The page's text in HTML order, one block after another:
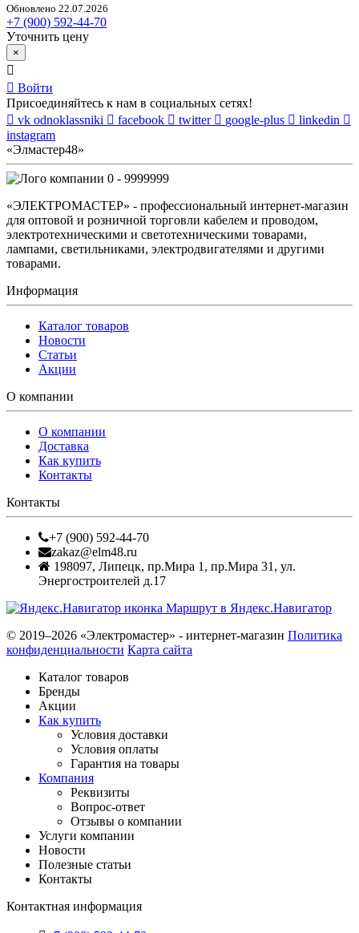
Обновлено 22.07.2026
+7 (900) 592-44-70
Уточнить цену
×
Войти
Присоединяйтесь к нам в социальных сетях!
vk odnoklassniki facebook twitter google-plus
linkedin
instagram
«Элмастер48»
0 - 9999999
«ЭЛЕКТРОМАСТЕР» - профессиональный интернет-магазин
для оптовой и розничной торговли кабелем и проводом,
электротехническими и светотехническими товарами,
лампами, светильниками, электродвигателями и другими
товарами.
Информация
Каталог товаров
Новости
Статьи
Акции
О компании
О компании
Доставка
Как купить
Контакты
Контакты
+7 (900) 592-44-70
zakaz@elm48.ru
198097, Липецк, пр.Мира 1, пр.Мира 31, ул.
Энергостроителей д.17
Маршрут в Яндекс.Навигатор
© 2019–2026 «Электромастер» - интернет-магазин Политика
конфиденциальности Карта сайта
Каталог товаров
Бренды
Акции
Как купить
Условия доставки
Условия оплаты
Гарантия на товары
Компания
Реквизиты
Вопрос-ответ
Отзывы о компании
Услуги компании
Новости
Полезные статьи
Контакты
Контактная информация